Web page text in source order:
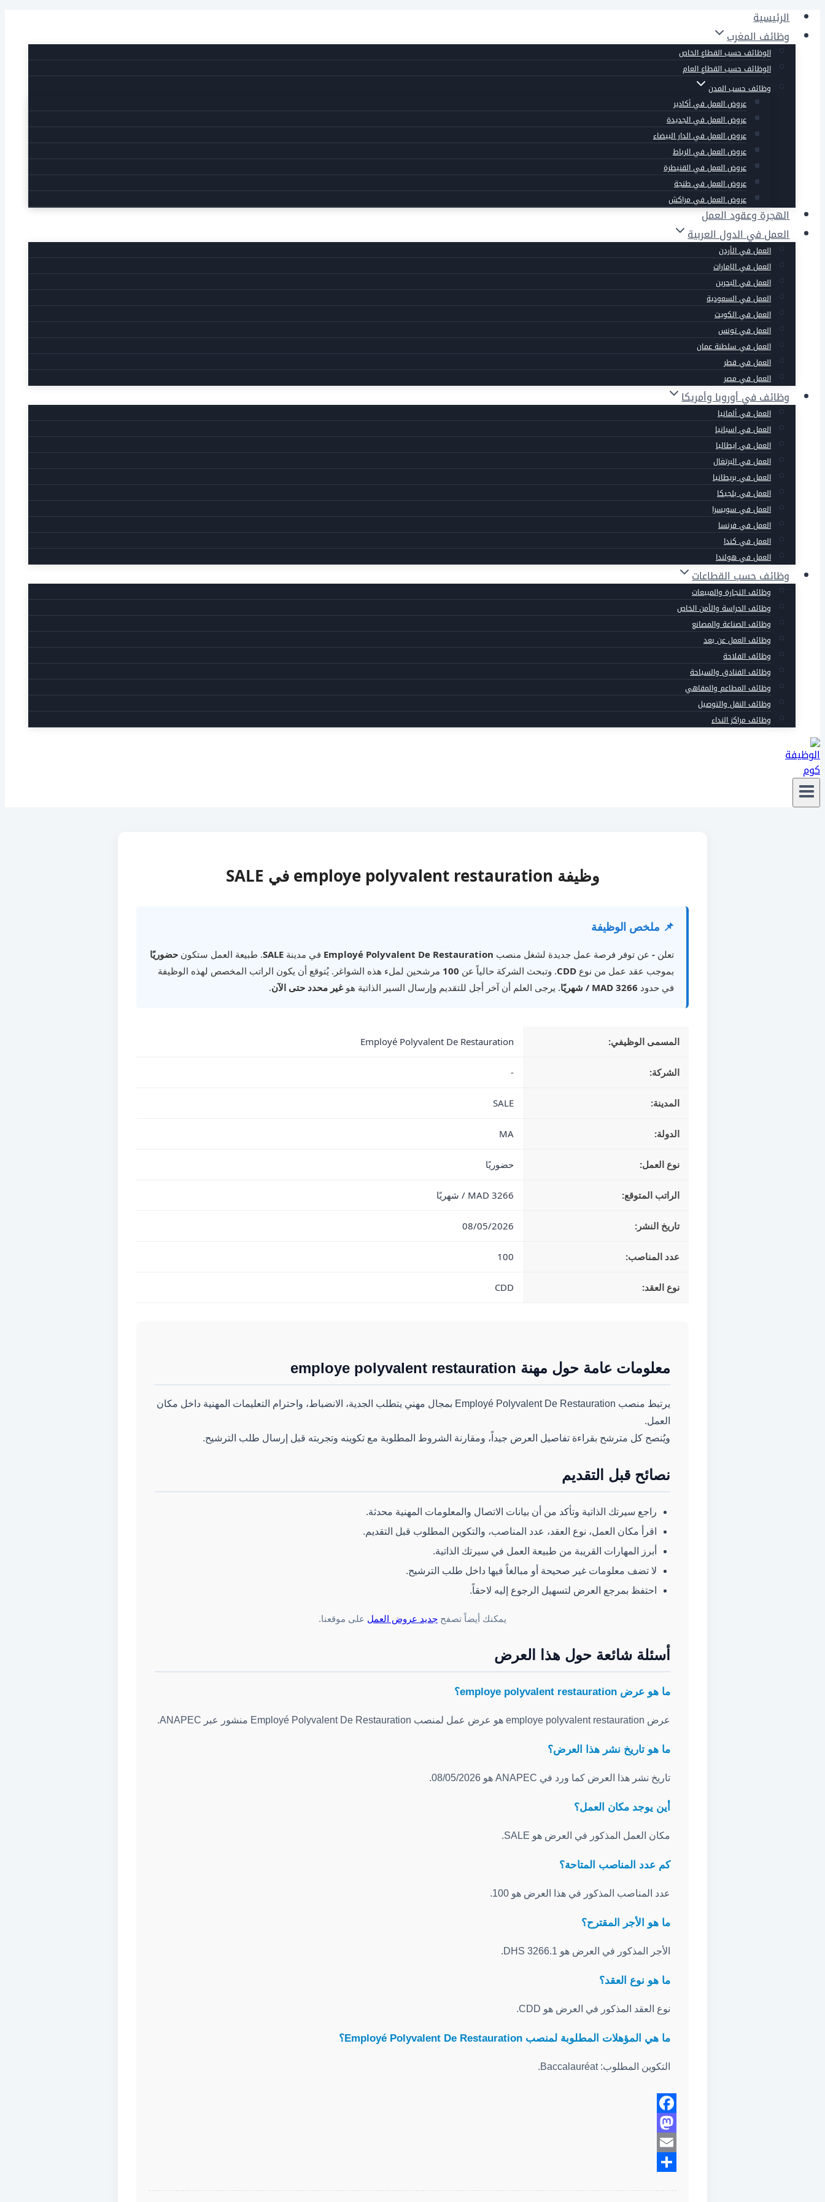
التجاوز
إلى
المحتوى
الرئيسية
وظائف المغرب
الوظائف حسب القطاع الخاص
الوظائف حسب القطاع العام
وظائف حسب المدن
عروض العمل في أكادير
عروض العمل في الجديدة
عروض العمل في الدار البيضاء
عروض العمل في الرباط
عروض العمل في القنيطرة
عروض العمل في طنجة
عروض العمل في مراكش
الهجرة وعقود العمل
العمل في الدول العربية
العمل في الأردن
العمل في الإمارات
العمل في البحرين
العمل في السعودية
العمل في الكويت
العمل في تونس
العمل في سلطنة عمان
العمل في قطر
العمل في مصر
وظائف في أوروبا وأمريكا
العمل في ألمانيا
العمل في إسبانيا
العمل في إيطاليا
العمل في البرتغال
العمل في بريطانيا
العمل في بلجيكا
العمل في سويسرا
العمل في فرنسا
العمل في كندا
العمل في هولندا
وظائف حسب القطاعات
وظائف التجارة والمبيعات
وظائف الحراسة والأمن الخاص
وظائف الصناعة والمصانع
وظائف العمل عن بعد
وظائف الفلاحة
وظائف الفنادق والسياحة
وظائف المطاعم والمقاهي
وظائف النقل والتوصيل
وظائف مراكز النداء
وظيفة employe polyvalent restauration في SALE
📌 ملخص الوظيفة
تعلن - عن توفر فرصة عمل جديدة لشغل منصب Employé Polyvalent De Restauration في مدينة SALE. طبيعة العمل ستكون حضوريًا
بموجب عقد عمل من نوع CDD. وتبحث الشركة حالياً عن 100 مرشحين لملء هذه الشواغر. يُتوقع أن يكون الراتب المخصص لهذه الوظيفة
في حدود 3266 MAD / شهريًا . يرجى العلم أن آخر أجل للتقديم وإرسال السير الذاتية هو غير محدد حتى الآن.
المسمى الوظيفي: Employé Polyvalent De Restauration
الشركة: -
المدينة: SALE
الدولة: MA
نوع العمل: حضوريًا
الراتب المتوقع: 3266 MAD / شهريًا
تاريخ النشر: 08/05/2026
عدد المناصب: 100
نوع العقد: CDD
معلومات عامة حول مهنة employe polyvalent restauration
يرتبط منصب Employé Polyvalent De Restauration بمجال مهني يتطلب الجدية، الانضباط، واحترام التعليمات المهنية داخل مكان
العمل.
ويُنصح كل مترشح بقراءة تفاصيل العرض جيداً، ومقارنة الشروط المطلوبة مع تكوينه وتجربته قبل إرسال طلب الترشيح.
نصائح قبل التقديم
راجع سيرتك الذاتية وتأكد من أن بيانات الاتصال والمعلومات المهنية محدثة.
اقرأ مكان العمل، نوع العقد، عدد المناصب، والتكوين المطلوب قبل التقديم.
أبرز المهارات القريبة من طبيعة العمل في سيرتك الذاتية.
لا تضف معلومات غير صحيحة أو مبالغاً فيها داخل طلب الترشيح.
احتفظ بمرجع العرض لتسهيل الرجوع إليه لاحقاً.
يمكنك أيضاً تصفح جديد عروض العمل على موقعنا.
أسئلة شائعة حول هذا العرض
ما هو عرض employe polyvalent restauration؟
عرض employe polyvalent restauration هو عرض عمل لمنصب Employé Polyvalent De Restauration منشور عبر ANAPEC.
ما هو تاريخ نشر هذا العرض؟
تاريخ نشر هذا العرض كما ورد في ANAPEC هو 08/05/2026.
أين يوجد مكان العمل؟
مكان العمل المذكور في العرض هو SALE.
كم عدد المناصب المتاحة؟
عدد المناصب المذكور في هذا العرض هو 100.
ما هو الأجر المقترح؟
الأجر المذكور في العرض هو 3266.1 DHS.
ما هو نوع العقد؟
نوع العقد المذكور في العرض هو CDD.
ما هي المؤهلات المطلوبة لمنصب Employé Polyvalent De Restauration؟
التكوين المطلوب: Baccalauréat.
Facebook
Mastodon
Email